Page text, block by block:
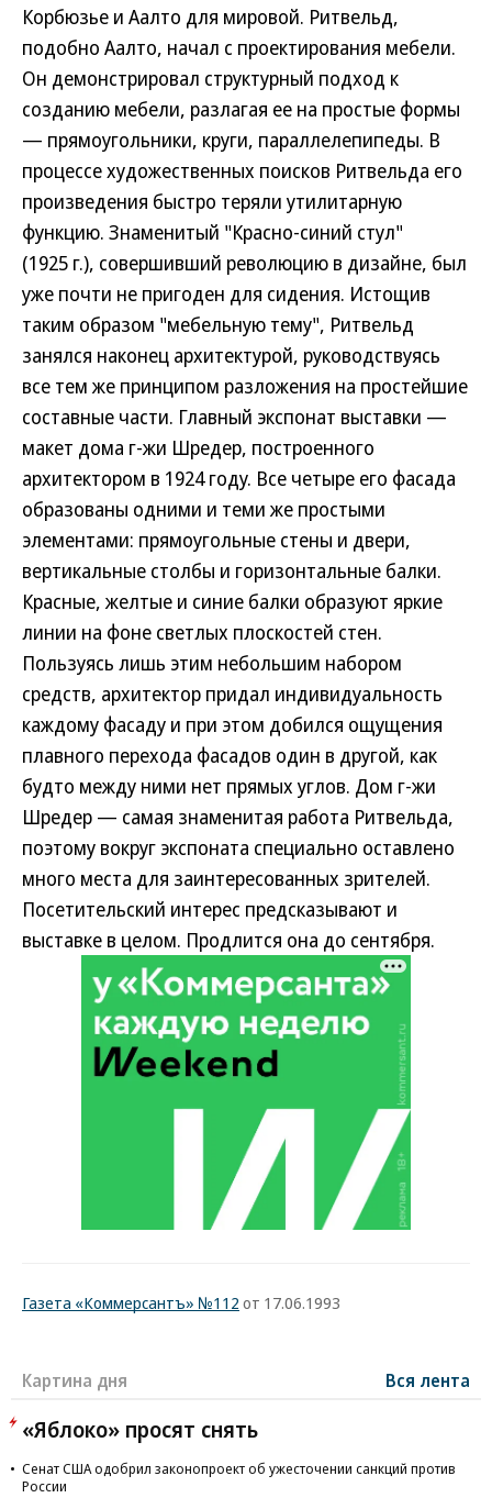
Корбюзье и Аалто для мировой. Ритвельд,
подобно Аалто, начал с проектирования мебели.
Он демонстрировал структурный подход к
созданию мебели, разлагая ее на простые формы
— прямоугольники, круги, параллелепипеды. В
процессе художественных поисков Ритвельда его
произведения быстро теряли утилитарную
функцию. Знаменитый "Красно-синий стул"
(1925 г.), совершивший революцию в дизайне, был
уже почти не пригоден для сидения. Истощив
таким образом "мебельную тему", Ритвельд
занялся наконец архитектурой, руководствуясь
все тем же принципом разложения на простейшие
составные части. Главный экспонат выставки —
макет дома г-жи Шредер, построенного
архитектором в 1924 году. Все четыре его фасада
образованы одними и теми же простыми
элементами: прямоугольные стены и двери,
вертикальные столбы и горизонтальные балки.
Красные, желтые и синие балки образуют яркие
линии на фоне светлых плоскостей стен.
Пользуясь лишь этим небольшим набором
средств, архитектор придал индивидуальность
каждому фасаду и при этом добился ощущения
плавного перехода фасадов один в другой, как
будто между ними нет прямых углов. Дом г-жи
Шредер — самая знаменитая работа Ритвельда,
поэтому вокруг экспоната специально оставлено
много места для заинтересованных зрителей.
Посетительский интерес предсказывают и
выставке в целом. Продлится она до сентября.
Газета «Коммерсантъ» №112 от 17.06.1993
Картина дня Вся лента
«Яблоко» просят снять
Сенат США одобрил законопроект об ужесточении санкций против
России